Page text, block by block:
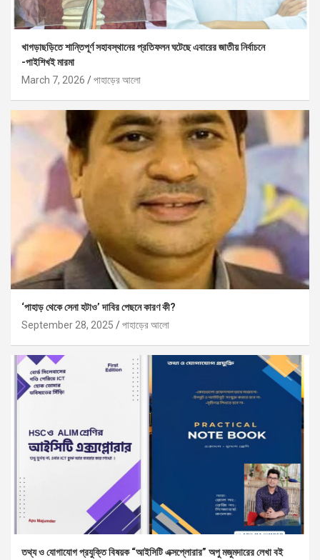
খাগড়াছড়িতে শান্তিপূর্ণ সহাবস্থানের প্রতিফলন ঘটেছে এবারের জাতীয় নির্বাচনে
-পাইশিখই মারমা
March 7, 2026
পাহাড়ের আলো
‘পাহাড় থেকে সেনা হটাও’ দাবির পেছনে কারণ কী?
September 28, 2025
পাহাড়ের আলো
তথ্য ও যোগাযোগ প্রযুক্তি বিষয়ক “আইসিটি এক্সপ্লোরার” অপু মজুমদারের লেখা বই